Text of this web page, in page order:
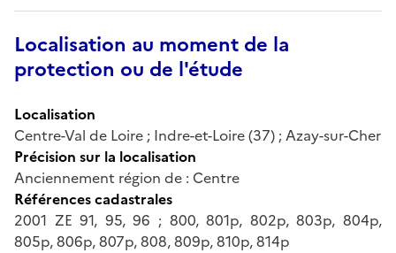
Localisation au moment de la
protection ou de l'étude
Localisation
Centre-Val de Loire ; Indre-et-Loire (37) ; Azay-sur-Cher
Précision sur la localisation
Anciennement région de : Centre
Références cadastrales
2001 ZE 91, 95, 96 ; 800, 801p, 802p, 803p, 804p,
805p, 806p, 807p, 808, 809p, 810p, 814p